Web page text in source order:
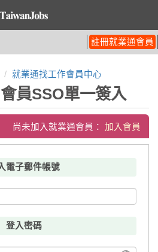
註冊就業通會員
就業通找工作會員中心
員SSO單一簽入
尚未加入就業通會員： 加入會員
電子郵件帳號
登入密碼